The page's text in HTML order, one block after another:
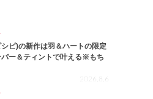
ピ)の新作は羽＆ハートの限定
ー＆ティントで叶える※もち
2026.8.6